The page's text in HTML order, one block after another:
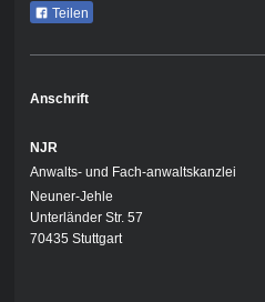
Teilen
Anschrift
NJR
Anwalts- und Fach-anwaltskanzlei
Neuner-Jehle
Unterländer Str. 57
70435 Stuttgart